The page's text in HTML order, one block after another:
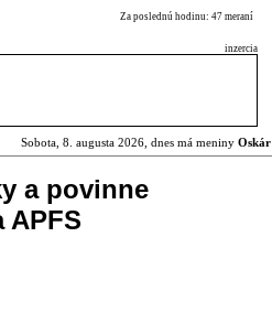
Za poslednú hodinu: 47 meraní
inzercia
Sobota, 8. augusta 2026, dnes má meniny Oskár
a povinne
APFS